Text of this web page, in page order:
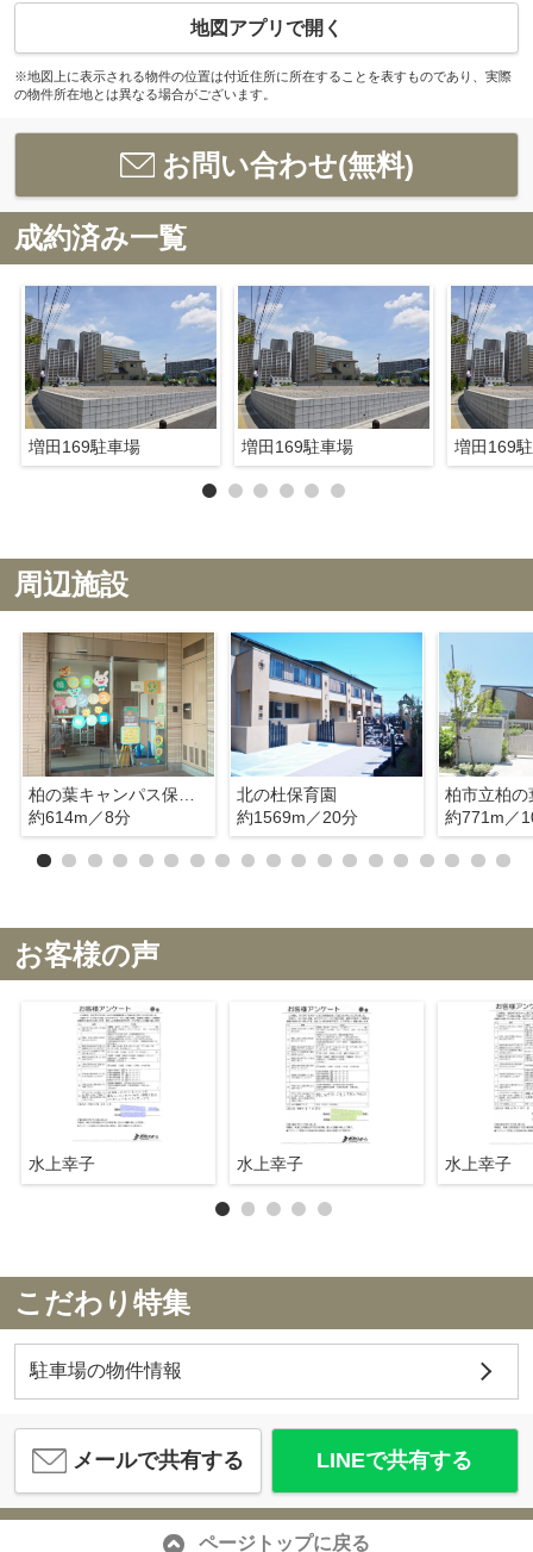
地図アプリで開く
※地図上に表示される物件の位置は付近住所に所在することを表すものであり、実際
の物件所在地とは異なる場合がございます。
お問い合わせ(無料)
成約済み一覧
増田169駐車場 増田169駐車場 増田169
周辺施設
約614m／8分
北の杜保育園
約1569m／20分
柏市立柏の
約771m／
お客様の声
水上幸子 水上幸子 水上幸子
こだわり特集
駐車場の物件情報
メールで共有する LINEで共有する
ページトップに戻る